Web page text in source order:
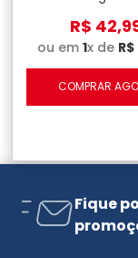
R$ 42,
ou em 1x de R$
COMPRAR
Fique